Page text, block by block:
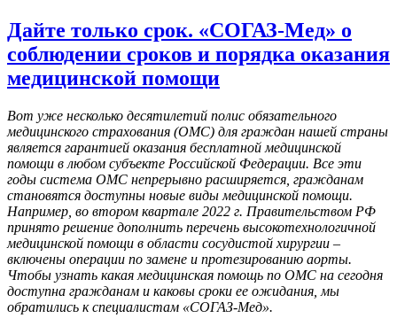
Дайте только срок. «СОГАЗ-Мед» о
соблюдении сроков и порядка оказания
медицинской помощи
Вот уже несколько десятилетий полис обязательного
медицинского страхования (ОМС) для граждан нашей страны
является гарантией оказания бесплатной медицинской
помощи в любом субъекте Российской Федерации. Все эти
годы система ОМС непрерывно расширяется, гражданам
становятся доступны новые виды медицинской помощи.
Например, во втором квартале 2022 г. Правительством РФ
принято решение дополнить перечень высокотехнологичной
медицинской помощи в области сосудистой хирургии –
включены операции по замене и протезированию аорты.
Чтобы узнать какая медицинская помощь по ОМС на сегодня
доступна гражданам и каковы сроки ее ожидания, мы
обратились к специалистам «СОГАЗ-Мед».